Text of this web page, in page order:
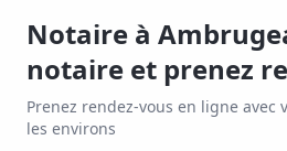
Notaire à
notaire et prenez
Prenez rendez-vous en ligne avec
les environs